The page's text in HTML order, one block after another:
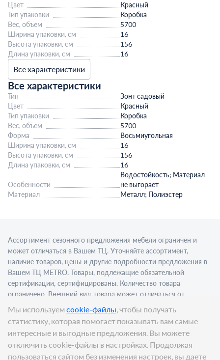
Цвет
Красный
Тип упаковки
Коробка
Вес, объем
5700
Ширина упаковки, см
16
Высота упаковки, см
156
Длина упаковки, см
16
Все характеристики
Все характеристики
Тип
Зонт садовый
Цвет
Красный
Тип упаковки
Коробка
Вес, объем
5700
Форма
Восьмиугольная
Ширина упаковки, см
16
Высота упаковки, см
156
Длина упаковки, см
16
Особенности
Водостойкость; Материал
не выгорает
Материал
Металл; Полиэстер
Цена: 3 999
Ассортимент сезонного предложения мебели ограничен и
может отличаться в Вашем ТЦ. Уточняйте ассортимент,
наличие товаров, цены и другие подробности предложения в
Вашем ТЦ МЕТRО. Товары, подлежащие обязательной
сертификации, сертифицированы. Количество товара
ограничено. Внешний вид товара может отличаться от
изображения в рекламном материале. Для приобретения
алкогольной продукции для последующей реализации
требуется алкогольная лицензия. Представлен пример
сервировки в стационарном торговом объекте.
Мы используем cookie-файлы, чтобы получать
статистику, которая помогает показывать вам самые
интересные и выгодные предложения. Вы можете
отключить cookie-файлы в настройках. Продолжая
пользоваться сайтом без изменения настроек, вы даете